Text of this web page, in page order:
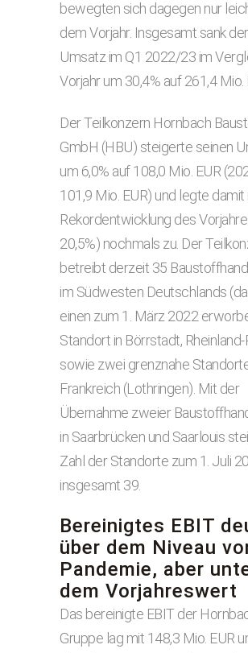
bewegten sich dagegen nur
dem Vorjahr. Insgesamt sank
Umsatz im Q1 2022/23 im
Vorjahr um 30,4% auf 261,4 Mio.
Der Teilkonzern Hornbach
GmbH (HBU) steigerte seinen
um 6,0% auf 108,0 Mio. EUR
101,9 Mio. EUR) und legte
Rekordentwicklung des
20,5%) nochmals zu. Der
betreibt derzeit 35
im Südwesten Deutschlands
einen zum 1. März 2022
Standort in Börrstadt,
sowie zwei grenznahe
Frankreich (Lothringen). Mit der
Übernahme zweier
in Saarbrücken und Saarlouis
Zahl der Standorte zum 1. Juli
insgesamt 39.
Bereinigtes EBIT
über dem Niveau
Pandemie, aber
dem Vorjahreswert
Das bereinigte EBIT der
Gruppe lag mit 148,3 Mio. EUR